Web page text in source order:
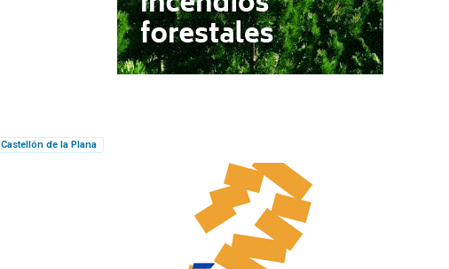
Castellón de la Plana